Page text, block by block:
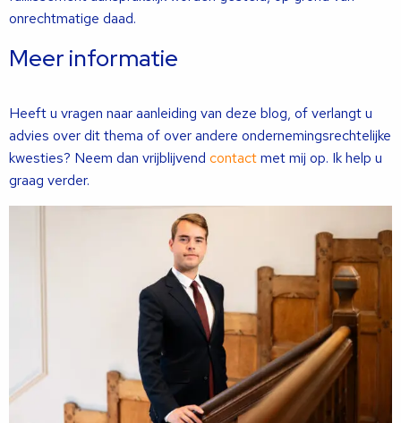
onrechtmatige daad.
Meer informatie
Heeft u vragen naar aanleiding van deze blog, of verlangt u
advies over dit thema of over andere ondernemingsrechtelijke
kwesties? Neem dan vrijblijvend contactmet mij op. Ik help u
graag verder.